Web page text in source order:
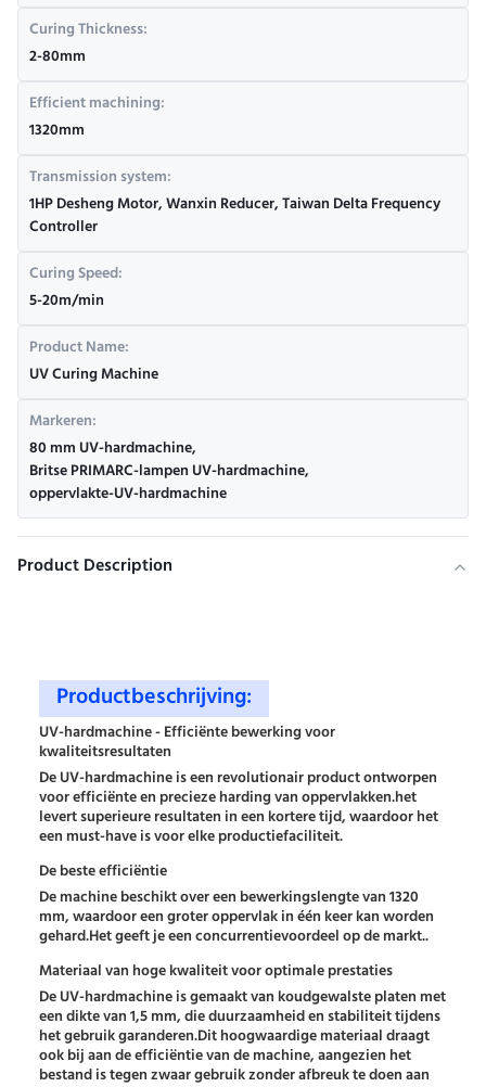
Curing Thickness:
2-80mm
Efficient machining:
1320mm
Transmission system:
1HP Desheng Motor, Wanxin Reducer, Taiwan Delta Frequency
Controller
Curing Speed:
5-20m/min
Product Name:
UV Curing Machine
Markeren:
80 mm UV-hardmachine,
Britse PRIMARC-lampen UV-hardmachine,
oppervlakte-UV-hardmachine
Product Description
Productbeschrijving:
UV-hardmachine - Efficiënte bewerking voor
kwaliteitsresultaten
De UV-hardmachine is een revolutionair product ontworpen
voor efficiënte en precieze harding van oppervlakken.het
levert superieure resultaten in een kortere tijd, waardoor het
een must-have is voor elke productiefaciliteit.
De beste efficiëntie
De machine beschikt over een bewerkingslengte van 1320
mm, waardoor een groter oppervlak in één keer kan worden
gehard.Het geeft je een concurrentievoordeel op de markt..
Materiaal van hoge kwaliteit voor optimale prestaties
De UV-hardmachine is gemaakt van koudgewalste platen met
een dikte van 1,5 mm, die duurzaamheid en stabiliteit tijdens
het gebruik garanderen.Dit hoogwaardige materiaal draagt
ook bij aan de efficiëntie van de machine, aangezien het
bestand is tegen zwaar gebruik zonder afbreuk te doen aan